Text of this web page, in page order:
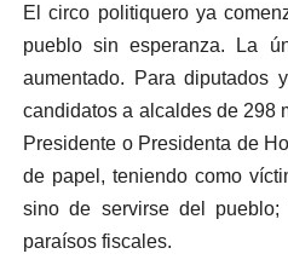
El circo politiquero ya
pueblo sin esperanza. La
aumentado. Para diputados
candidatos a alcaldes de 298
Presidente o Presidenta de
de papel, teniendo como
sino de servirse del
paraísos fiscales.